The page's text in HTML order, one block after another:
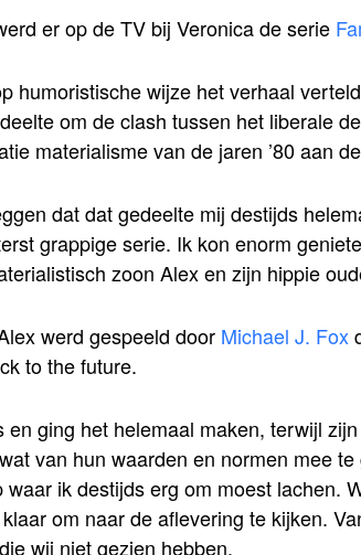
er op de TV bij Veronica de serie
humoristische wijze het verhaal
om de clash tussen het liberale
materialisme van de jaren ’80 aan
dat dat gedeelte mij destijds
grappige serie. Ik kon enorm
zoon Alex en zijn hippie
werd gespeeld door Michael J. Fox
to the future.
en ging het helemaal maken, terwijl
van hun waarden en normen mee
ik destijds erg om moest lachen.
om naar de aflevering te kijken.
wij niet gezien hebben.